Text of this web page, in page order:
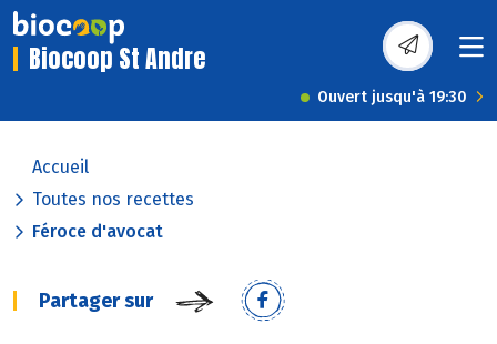
Biocoop St Andre
Ouvert jusqu'à 19:30
Accueil
Toutes nos recettes
Féroce d'avocat
Partager sur